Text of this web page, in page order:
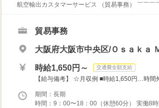
航空輸出カスタマーサービス （貿易事務） ￣￣
貿易事務
大阪府大阪市中央区/Ｏｓａｋａ
時給1,650円～ 交通費全額支給
【給与備考】 ☆月収例 ■時給1,650
期間：長期
時間：9：00〜18：00（休憩60分） 実働8